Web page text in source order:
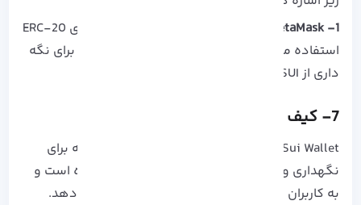
1- MetaMask:
اگرچه بیشتر برای اتریوم و توکن‌های ERC-20
استفاده می‌شود، اما می توانید در برخی از مواقع برای نگه
داری از SUI نیز استفاده کنید.
7- کیف پول Sui Wallet
Sui Wallet کیف پول محصوص ارز دیجیتال SUI که برای
نگهداری و انجام ترا transactions SUI طراحی شده است و
به کاربران امکان دسترسی آسان به توکن‌ها را می‌دهد.